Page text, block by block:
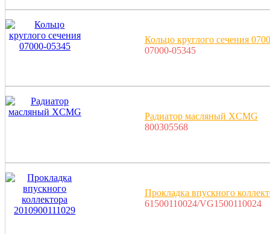
Кольцо круглого сечения
07000-05345
Радиатор масляный XCMG
800305568
Прокладка впускного
61500110024/VG1500110024